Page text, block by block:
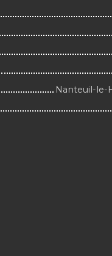
Nanteuil-le-